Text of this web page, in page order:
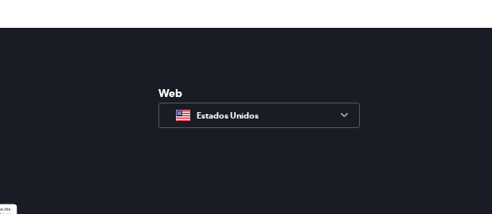
Web
Estados Unidos